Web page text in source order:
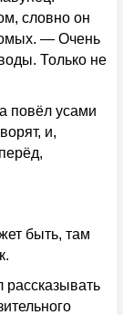
словно он
— Очень
Только не
повёл усами
и,
быть, там
рассказывать